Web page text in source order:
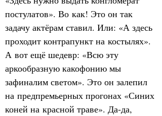
постулатов». Во как! Это он так
задачу актёрам ставил. Или: «А здесь
проходит контрапункт на костылях».
А вот ещё шедевр: «Всю эту
аркообразную какофонию мы
зафиналим светом». Это он залепил
на предпремьерных прогонах «Синих
коней на красной траве». Да‑да,